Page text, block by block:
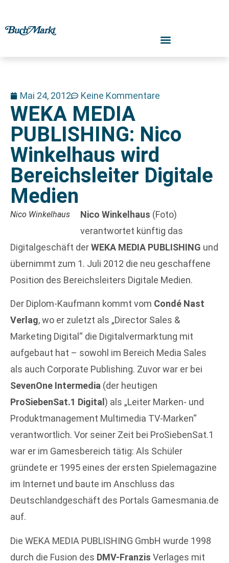
Mai 24, 2012 Keine Kommentare
WEKA MEDIA
PUBLISHING: Nico
Winkelhaus wird
Bereichsleiter Digitale
Medien
Nico Winkelhaus Nico Winkelhaus (Foto)
verantwortet künftig das
Digitalgeschäft derWEKA MEDIA PUBLISHING und
übernimmt zum 1. Juli 2012 die neu geschaffene
Position des Bereichsleiters Digitale Medien.
Der Diplom-Kaufmann kommt vom Condé Nast
Verlag, wo er zuletzt als „Director Sales &
Marketing Digital“ die Digitalvermarktung mit
aufgebaut hat – sowohl im Bereich Media Sales
als auch Corporate Publishing. Zuvor war er bei
SevenOne Intermedia (der heutigen
ProSiebenSat.1 Digital ) als „Leiter Marken- und
Produktmanagement Multimedia TV-Marken“
verantwortlich. Vor seiner Zeit bei ProSiebenSat.1
war er im Gamesbereich tätig: Als Schüler
gründete er 1995 eines der ersten Spielemagazine
im Internet und baute im Anschluss das
Deutschlandgeschäft des Portals Gamesmania.de
auf.
Die WEKA MEDIA PUBLISHING GmbH wurde 1998
durch die Fusion des DMV-Franzis Verlages mit